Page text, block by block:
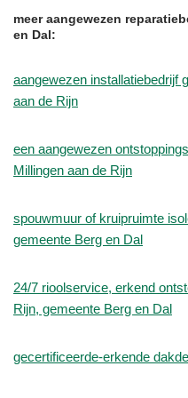
meer aangewezen
en Dal:
aangewezen installatiebedrijf
aan de Rijn
een aangewezen
Millingen aan de Rijn
spouwmuur of kruipruimte
gemeente Berg en Dal
24/7 rioolservice, erkend
Rijn, gemeente Berg en Dal
gecertificeerde-erkende